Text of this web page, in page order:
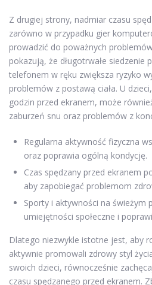
Z drugiej strony, nadmiar czasu
zarówno w przypadku gier
prowadzić do poważnych
pokazują, że długotrwałe siedzenie
telefonem w ręku zwiększa ryzyko
problemów z postawą ciała. U
godzin przed ekranem, może
zaburzeń snu oraz problemów z
Regularna aktywność fizyczna
oraz poprawia ogólną kondycję.
Czas spędzany przed ekranem
aby zapobiegać problemom
Sporty i aktywności na świeżym
umiejętności społeczne i
Dlatego niezwykle istotne jest, aby
aktywnie promowali zdrowy styl
swoich dzieci, równocześnie
czasu spędzanego przed ekranem.